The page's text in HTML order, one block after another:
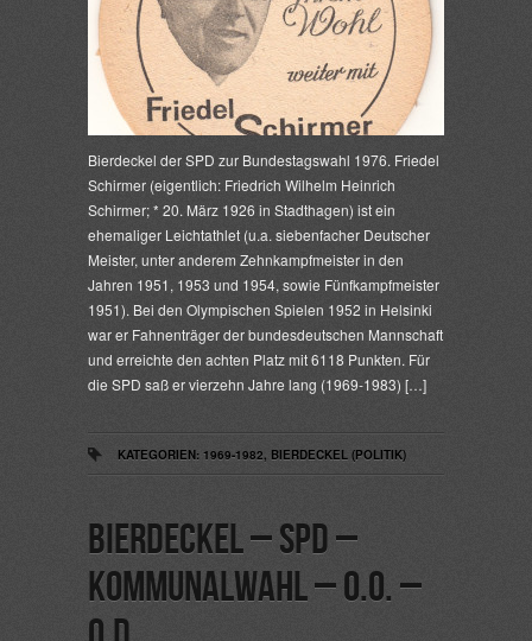
Bierdeckel der SPD zur Bundestagswahl 1976. Friedel
Schirmer (eigentlich: Friedrich Wilhelm Heinrich
Schirmer; * 20. März 1926 in Stadthagen) ist ein
ehemaliger Leichtathlet (u.a. siebenfacher Deutscher
Meister, unter anderem Zehnkampfmeister in den
Jahren 1951, 1953 und 1954, sowie Fünfkampfmeister
1951). Bei den Olympischen Spielen 1952 in Helsinki
war er Fahnenträger der bundesdeutschen Mannschaft
und erreichte den achten Platz mit 6118 Punkten. Für
die SPD saß er vierzehn Jahre lang (1969-1983) […]
KATEGORIEN: 1969-1982, BIERDECKEL (POLITIK)
Bierdeckel – SPD –
Kommunalwahl – o.O. –